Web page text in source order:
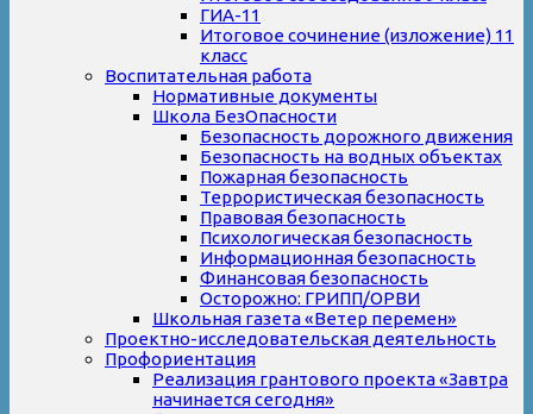
ГИА-11
Итоговое сочинение (изложение) 11
класс
Воспитательная работа
Нормативные документы
Школа БезОпасности
Безопасность дорожного движения
Безопасность на водных объектах
Пожарная безопасность
Террористическая безопасность
Правовая безопасность
Психологическая безопасность
Информационная безопасность
Финансовая безопасность
Осторожно: ГРИПП/ОРВИ
Школьная газета «Ветер перемен»
Проектно-исследовательская деятельность
Профориентация
Реализация грантового проекта «Завтра
начинается сегодня»